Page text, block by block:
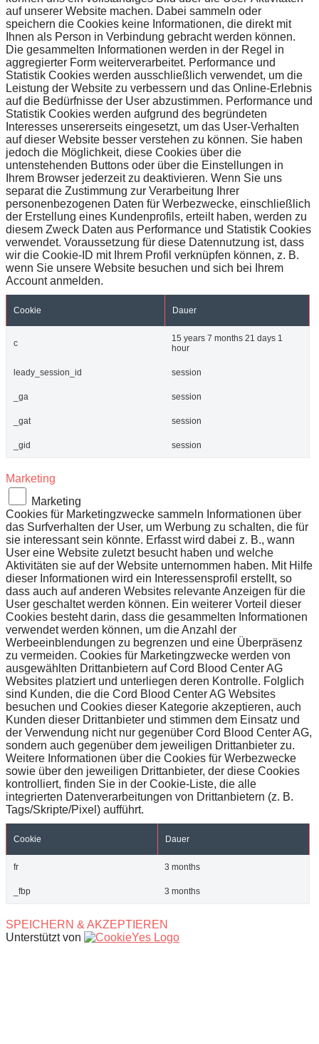
auf unserer Website machen. Dabei sammeln oder
speichern die Cookies keine Informationen, die direkt mit
Ihnen als Person in Verbindung gebracht werden können.
Die gesammelten Informationen werden in der Regel in
aggregierter Form weiterverarbeitet. Performance und
Statistik Cookies werden ausschließlich verwendet, um die
Leistung der Website zu verbessern und das Online-Erlebnis
auf die Bedürfnisse der User abzustimmen. Performance und
Statistik Cookies werden aufgrund des begründeten
Interesses unsererseits eingesetzt, um das User-Verhalten
auf dieser Website besser verstehen zu können. Sie haben
jedoch die Möglichkeit, diese Cookies über die
untenstehenden Buttons oder über die Einstellungen in
Ihrem Browser jederzeit zu deaktivieren. Wenn Sie uns
separat die Zustimmung zur Verarbeitung Ihrer
personenbezogenen Daten für Werbezwecke, einschließlich
der Erstellung eines Kundenprofils, erteilt haben, werden zu
diesem Zweck Daten aus Performance und Statistik Cookies
verwendet. Voraussetzung für diese Datennutzung ist, dass
wir die Cookie-ID mit Ihrem Profil verknüpfen können, z. B.
wenn Sie unsere Website besuchen und sich bei Ihrem
Account anmelden.
Cookie Dauer
c
15 years 7 months 21 days 1
hour
leady_session_id session
_ga session
_gat session
_gid session
Marketing
Marketing
Cookies für Marketingzwecke sammeln Informationen über
das Surfverhalten der User, um Werbung zu schalten, die für
sie interessant sein könnte. Erfasst wird dabei z. B., wann
User eine Website zuletzt besucht haben und welche
Aktivitäten sie auf der Website unternommen haben. Mit Hilfe
dieser Informationen wird ein Interessensprofil erstellt, so
dass auch auf anderen Websites relevante Anzeigen für die
User geschaltet werden können. Ein weiterer Vorteil dieser
Cookies besteht darin, dass die gesammelten Informationen
verwendet werden können, um die Anzahl der
Werbeeinblendungen zu begrenzen und eine Überpräsenz
zu vermeiden. Cookies für Marketingzwecke werden von
ausgewählten Drittanbietern auf Cord Blood Center AG
Websites platziert und unterliegen deren Kontrolle. Folglich
sind Kunden, die die Cord Blood Center AG Websites
besuchen und Cookies dieser Kategorie akzeptieren, auch
Kunden dieser Drittanbieter und stimmen dem Einsatz und
der Verwendung nicht nur gegenüber Cord Blood Center AG,
sondern auch gegenüber dem jeweiligen Drittanbieter zu.
Weitere Informationen über die Cookies für Werbezwecke
sowie über den jeweiligen Drittanbieter, der diese Cookies
kontrolliert, finden Sie in der Cookie-Liste, die alle
integrierten Datenverarbeitungen von Drittanbietern (z. B.
Tags/Skripte/Pixel) aufführt.
Cookie Dauer
fr 3 months
_fbp 3 months
SPEICHERN & AKZEPTIEREN
Unterstützt von